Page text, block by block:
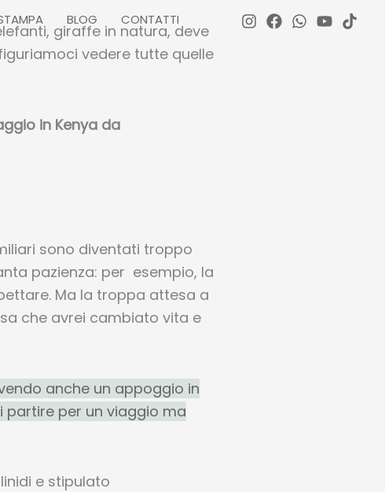
BLOG CONTATTI
giraffe in natura, deve
vedere tutte quelle
in Kenya da
sono diventati troppo
pazienza: per esempio, la
Ma la troppa attesa a
che avrei cambiato vita e
anche un appoggio in
per un viaggio ma
e stipulato